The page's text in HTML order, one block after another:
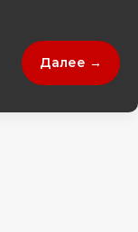
Далее →